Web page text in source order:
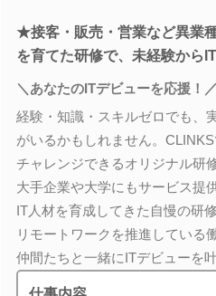
★接客・販売・営業など異業
を育てた研修で、未経験から
＼あなたのITデビューを応援！／
経験・知識・スキルゼロでも、
がいるかもしれません。
チャレンジできるオリジナル研
大手企業や大学にもサービス提
IT人材を育成してきた自慢の研
リモートワークを推進している
仲間たちと一緒にITデビューを